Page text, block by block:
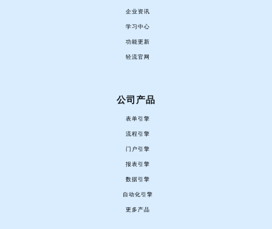
企业资讯
学习中心
功能更新
轻流官网
公司产品
表单引擎
流程引擎
门户引擎
报表引擎
数据引擎
自动化引擎
更多产品